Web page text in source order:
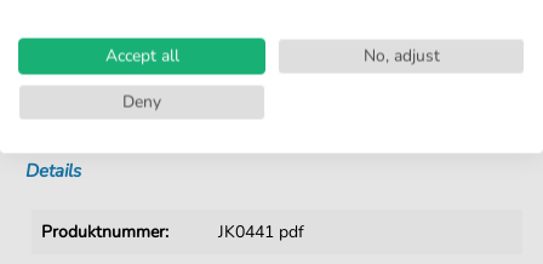
Kein Abo. Fairer Einzelkauf.
Sofortiger Download nach Kauf
Details
Produktnummer:
JK0441 pdf
Accept all
No, adjust
Deny